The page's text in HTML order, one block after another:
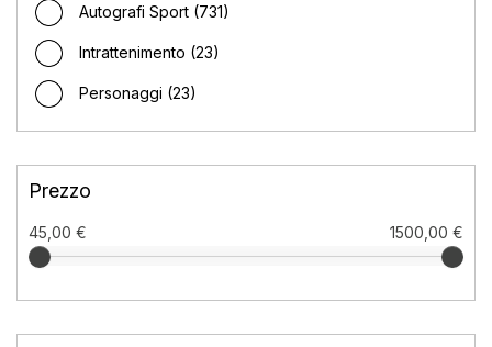
Autografi Sport (731)
Intrattenimento (23)
Personaggi (23)
Prezzo
45,00 € 1500,00 €